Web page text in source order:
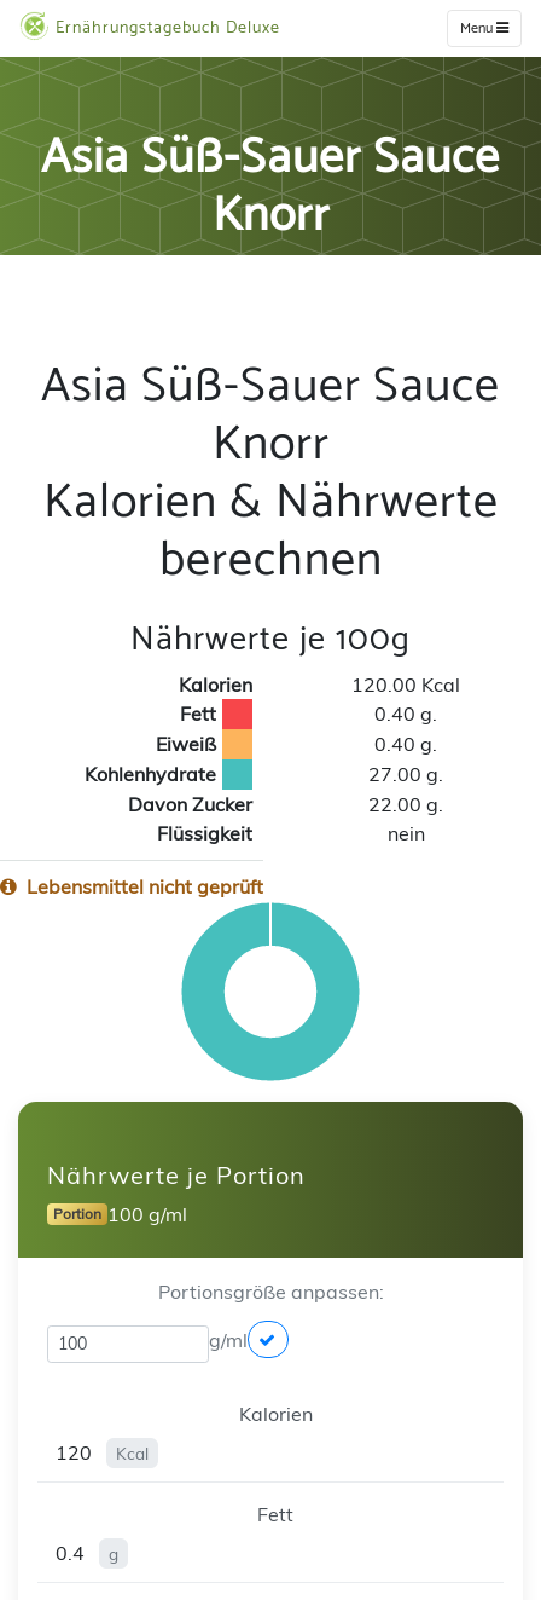
Ernährungstagebuch Deluxe Menu
Asia Süß-Sauer Sauce
Knorr
Asia Süß-Sauer Sauce
Knorr
Kalorien & Nährwerte
berechnen
Nährwerte je 100g
Kalorien
120.00 Kcal
Fett
0.40 g.
Eiweiß
0.40 g.
Kohlenhydrate
27.00 g.
Davon Zucker
22.00 g.
Flüssigkeit
nein
Lebensmittel nicht geprüft
Nährwerte je Portion
Portion 100 g/ml
Portionsgröße anpassen:
g/ml
Kalorien
120
Kcal
Fett
0.4
g